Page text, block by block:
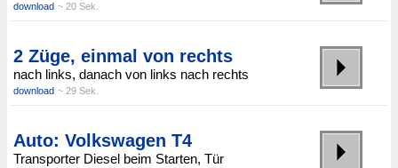
download ~ 20 Sek.
2 Züge, einmal von rechts
nach links, danach von links nach rechts
download ~ 29 Sek.
Auto: Volkswagen T4
Transporter Diesel beim Starten, Tür